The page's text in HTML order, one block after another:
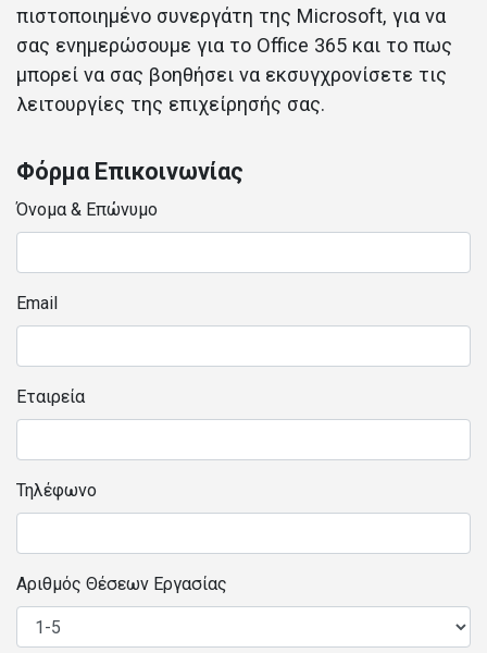
πιστοποιημένο συνεργάτη της Microsoft, για να
σας ενημερώσουμε για το Office 365 και το πως
μπορεί να σας βοηθήσει να εκσυγχρονίσετε τις
λειτουργίες της επιχείρησής σας.
Φόρμα Επικοινωνίας
Όνομα & Επώνυμο
Email
Εταιρεία
Τηλέφωνο
Αριθμός Θέσεων Εργασίας